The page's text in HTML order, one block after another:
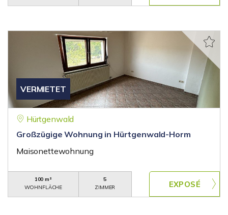
VERMIETET
Hürtgenwald
Großzügige Wohnung in Hürtgenwald-Horm
Maisonettewohnung
100 m²
WOHNFLÄCHE
5
ZIMMER